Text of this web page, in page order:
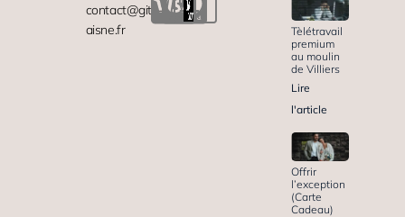
contact@gite-
aisne.fr
Tèlétravail
premium
au moulin
de Villiers
Lire
l'article
Offrir
l’exception
(Carte
Cadeau)